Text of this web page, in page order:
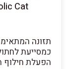
Cat
תזונה
כמסייעת
הפעלת חילוף